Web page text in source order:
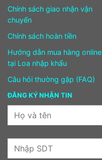
Chính sách giao nhận vận
chuyển
Chính sách hoàn tiền
Hướng dẫn mua hàng online
tại Loa nhập khẩu
Câu hỏi thường gặp (FAQ)
ĐĂNG KÝ NHẬN TIN